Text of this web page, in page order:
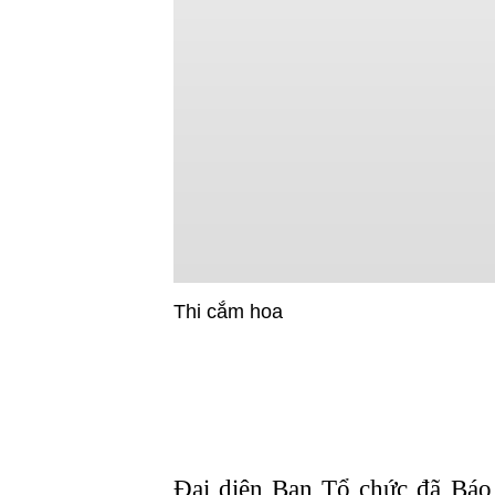
Thi cắm hoa
Đại diện Ban Tổ chức đã